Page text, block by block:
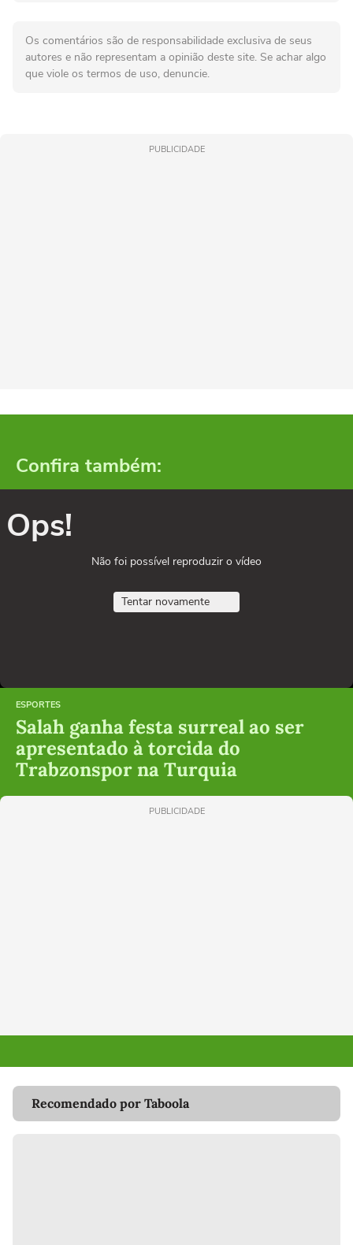
Os comentários são de responsabilidade exclusiva de seus
autores e não representam a opinião deste site. Se achar algo
que viole os termos de uso, denuncie.
PUBLICIDADE
Confira também:
Ops!
Não foi possível reproduzir o vídeo
Tentar novamente
ESPORTES
Salah ganha festa surreal ao ser
apresentado à torcida do
Trabzonspor na Turquia
PUBLICIDADE
Recomendado por Taboola